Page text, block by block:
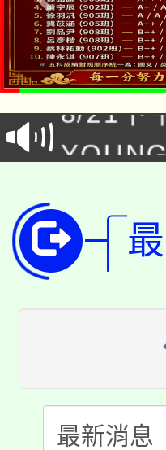
「本色
場熱烈
8/21下
徵才活
開!
115年
田徑場
桃園市
視費優
半價
者。
大園自
份教師
大溪
份教師
淨零綠
會
115年